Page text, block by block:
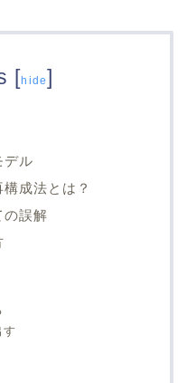
[hide]
デル
成法とは？
の誤解